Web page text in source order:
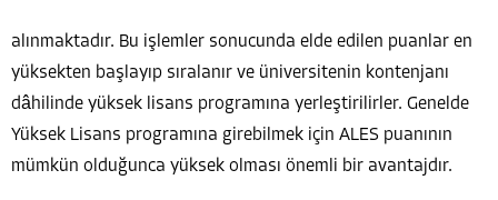
alınmaktadır. Bu işlemler sonucunda elde edilen puanlar en
yüksekten başlayıp sıralanır ve üniversitenin kontenjanı
dâhilinde yüksek lisans programına yerleştirilirler. Genelde
Yüksek Lisans programına girebilmek için ALES puanının
mümkün olduğunca yüksek olması önemli bir avantajdır.